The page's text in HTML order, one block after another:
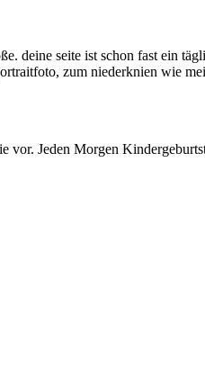
deine seite ist schon fast ein
zum niederknien wie
vor. Jeden Morgen